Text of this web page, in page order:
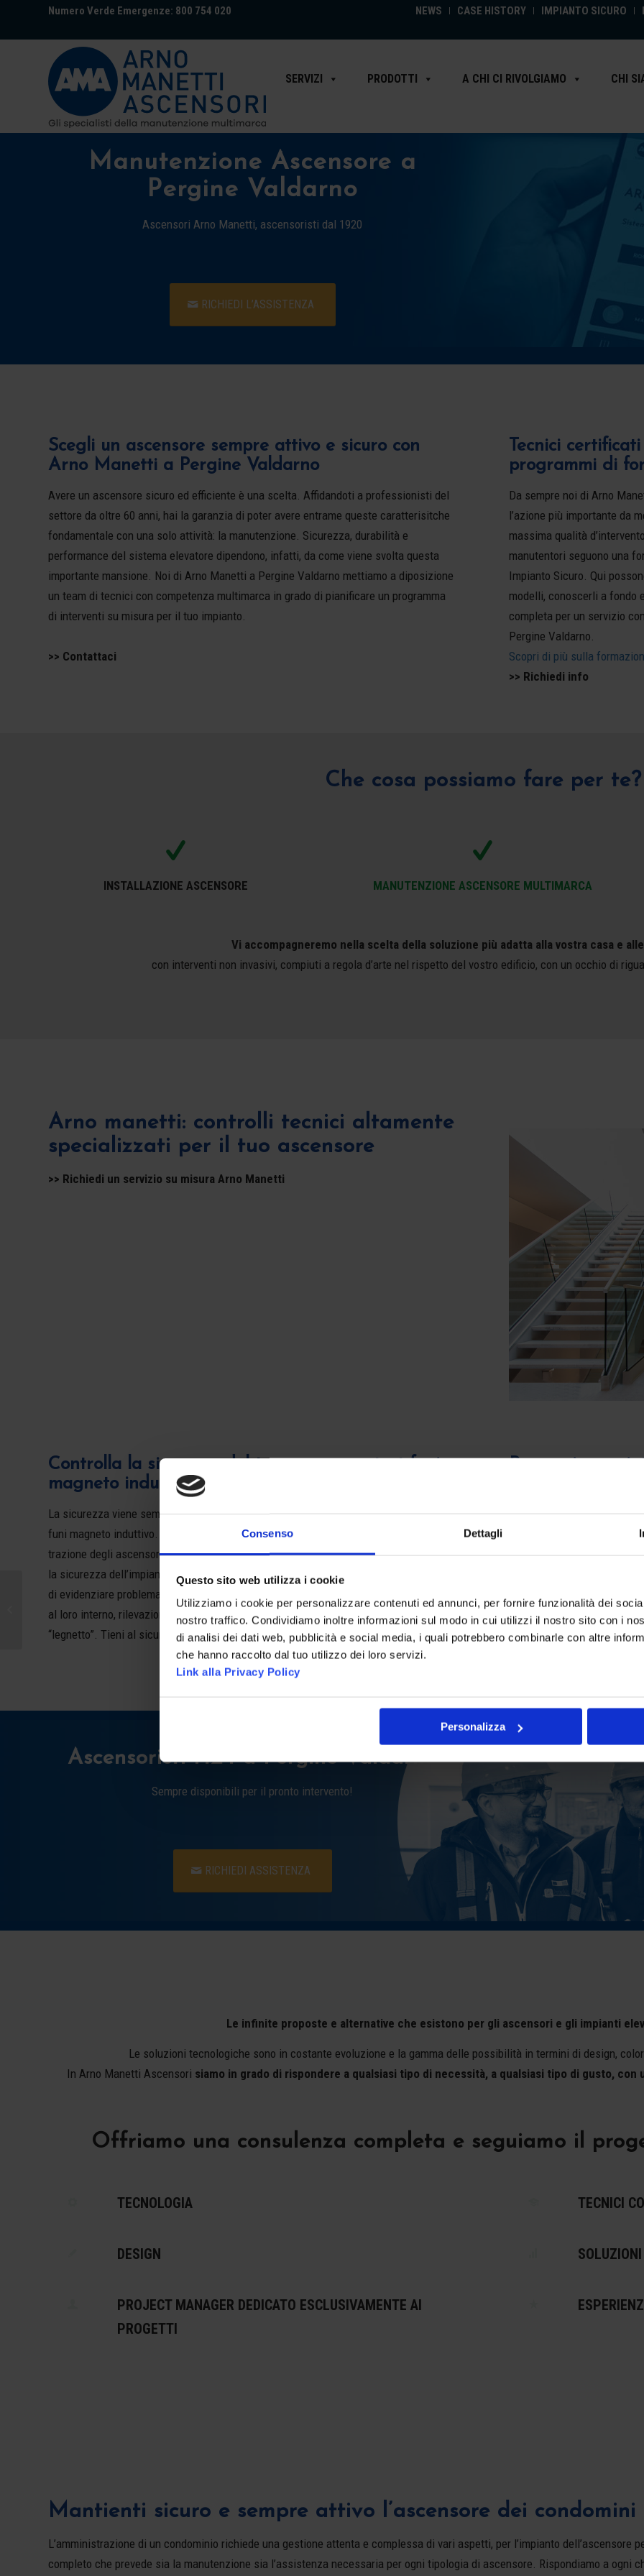
Consenso Dettagli
Questo sito web utilizza i cookie
Utilizziamo i cookie per personalizzare contenuti ed annunci, per fornire funzionalità dei
nostro traffico. Condividiamo inoltre informazioni sul modo in cui utilizzi il nostro sito con i
di analisi dei dati web, pubblicità e social media, i quali potrebbero combinarle con altre
che hanno raccolto dal tuo utilizzo dei loro servizi.
Link alla Privacy Policy
Personalizza
NEWS CASE HISTORY IMPIANTO SICURO
Numero Verde Emergenze: 800 754 020
SERVIZI PRODOTTI A CHI CI RIVOLGIAMO CHI
Manutenzione Ascensore a
Pergine Valdarno
Ascensori Arno Manetti, ascensoristi dal 1920
RICHIEDI L’ASSISTENZA
Scegli un ascensore sempre attivo e sicuro con
Arno Manetti a Pergine Valdarno
Avere un ascensore sicuro ed efficiente è una scelta. Affidandoti a professionisti del
settore da oltre 60 anni, hai la garanzia di poter avere entrame queste caratterisitche
fondamentale con una solo attività: la manutenzione. Sicurezza, durabilità e
performance del sistema elevatore dipendono, infatti, da come viene svolta questa
importante mansione. Noi di Arno Manetti a Pergine Valdarno mettiamo a diposizione
un team di tecnici con competenza multimarca in grado di pianificare un programma
di interventi su misura per il tuo impianto.
>> Contattaci
Tecnici
programmi di
Da sempre noi di Arno
l’azione più importante da
massima qualità
manutentori seguono una
Impianto Sicuro. Qui
modelli, conoscerli a fondo
completa per un servizio
Pergine Valdarno.
Scopri di più sulla
>> Richiedi info
Che cosa possiamo fare per te?
INSTALLAZIONE ASCENSORE MANUTENZIONE ASCENSORE MULTIMARCA
Vi accompagneremo nella scelta della soluzione più adatta alla vostra casa e
con interventi non invasivi, compiuti a regola d’arte nel rispetto del vostro edificio, con un occhio di
Arno manetti: controlli tecnici altamente
specializzati per il tuo ascensore
>> Richiedi un servizio su misura Arno Manetti
Controlla la sicurezza del tuo ascensore: test funi
magneto induttive
La sicurezza viene sempre al primo posto! Ecco perché utilizziamo l’innovativo test
funi magneto induttivo. Questo test permette di verificare la bontà delle funi di
trazione degli ascensori ed è uno dei controlli più importanti per riuscire ad accertare
la sicurezza dell’impianto. Il vantaggio del test scientifico magneto-induttivo è quello
di evidenziare problematiche sulle funi di trazione anche in caso di anomalie presenti
al loro interno, rilevazione che non è possibile fare con il tradizionale sistema del
“legnetto”. Tieni al sicuro l’ascensore con il nostro servizio di manutenzione!
Prevenzione e
Il servizio di manutenzione
preveniamo i
formazione verticale e
manutenzione i nostri
componente. E attraverso
lesioni e anomalie interne
alla manutenzione
Ascensoristi H24 a Pergine Valdarno
Sempre disponibili per il pronto intervento!
RICHIEDI ASSISTENZA
Le infinite proposte e alternative che esistono per gli ascensori e gli impianti
Le soluzioni tecnologiche sono in costante evoluzione e la gamma delle possibilità in termini di design,
In Arno Manetti Ascensori siamo in grado di rispondere a qualsiasi tipo di necessità, a qualsiasi tipo di gusto,
Offriamo una consulenza completa e seguiamo il
TECNOLOGIA
DESIGN
PROJECT MANAGER DEDICATO ESCLUSIVAMENTE AI
PROGETTI
TECNICI
Mantienti sicuro e sempre attivo l’ascensore dei condomini
L’amministrazione di un condominio richiede una gestione attenta e complessa di vari aspetti, per l’impianto dell’ascensore
completo che prevede sia la manutenzione sia l’assistenza necessaria per ogni tipologia di ascensore. Rispondiamo a ogni
Manutenzione Ascensore Monte San
Savino